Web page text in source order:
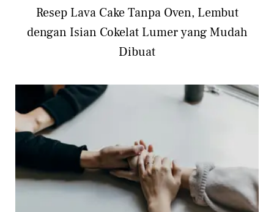
Resep Lava Cake Tanpa Oven, Lembut
dengan Isian Cokelat Lumer yang Mudah
Dibuat